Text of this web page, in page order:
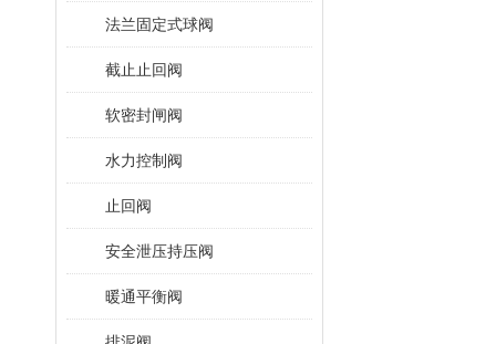
法兰固定式球阀
截止止回阀
软密封闸阀
水力控制阀
止回阀
安全泄压持压阀
暖通平衡阀